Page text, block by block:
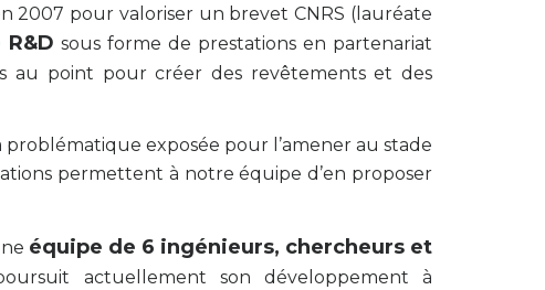
2007 pour valoriser un brevet CNRS (lauréate
sous forme de prestations en partenariat
au point pour créer des revêtements et des
problématique exposée pour l’amener au stade
permettent à notre équipe d’en proposer
équipe de 6 ingénieurs, chercheurs et
actuellement son développement à